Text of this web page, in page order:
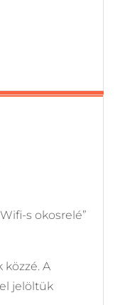
s okosrelé”
közzé. A
jelöltük